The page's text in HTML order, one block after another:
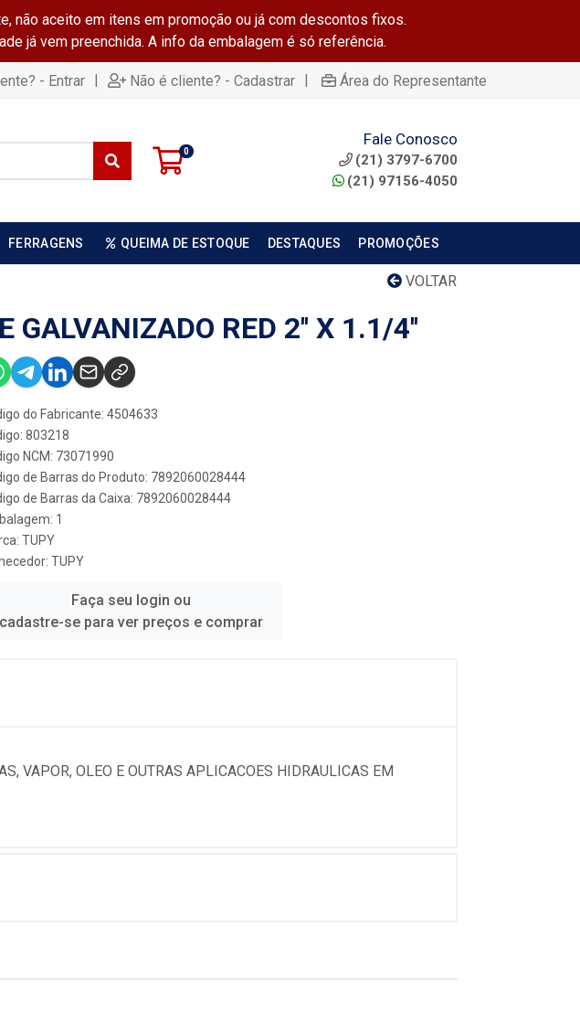
não aceito em itens em promoção ou já com descontos fixos.
já vem preenchida. A info da embalagem é só referência.
- Entrar | Não é cliente? - Cadastrar | Área do Representante
0
Fale Conosco
(21) 3797-6700
(21) 97156-4050
FERRAGENS QUEIMA DE ESTOQUE DESTAQUES PROMOÇÕES
VOLTAR
GALVANIZADO RED 2'' X 1.1/4''
do Fabricante: 4504633
803218
NCM: 73071990
de Barras do Produto: 7892060028444
de Barras da Caixa: 7892060028444
1
TUPY
TUPY
Faça seu login ou
cadastre-se para ver preços e comprar
VAPOR, OLEO E OUTRAS APLICACOES HIDRAULICAS EM